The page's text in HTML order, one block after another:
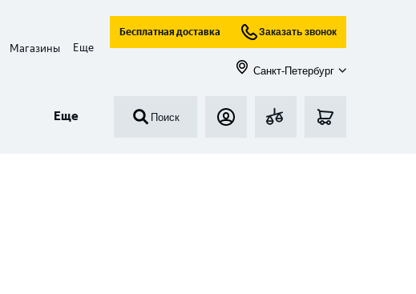
Магазины Еще
Бесплатная доставка Заказать звонок
Санкт-Петербург
Еще Поиск